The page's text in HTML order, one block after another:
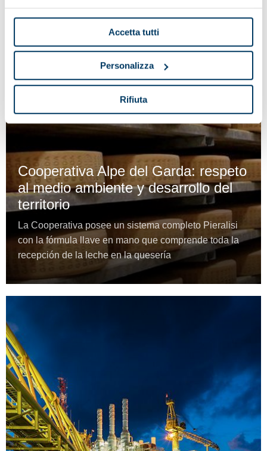
Accetta tutti
Personalizza
Rifiuta
Cooperativa Alpe del Garda: respeto
al medio ambiente y desarrollo del
territorio
La Cooperativa posee un sistema completo Pieralisi
con la fórmula llave en mano que comprende toda la
recepción de la leche en la quesería